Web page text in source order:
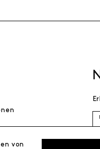
von